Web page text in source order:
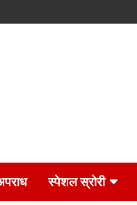
स्पेशल स्रोरी